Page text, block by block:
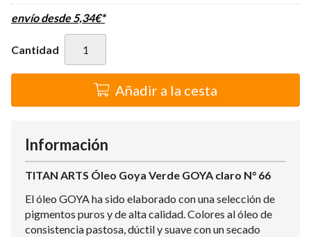
envío desde5,34€*
Cantidad
Añadir a la cesta
Información
TITAN ARTS Óleo Goya Verde GOYA claro N° 66
El óleo GOYA ha sido elaborado con una selección de
pigmentos puros y de alta calidad. Colores al óleo de
consistencia pastosa, dúctil y suave con un secado